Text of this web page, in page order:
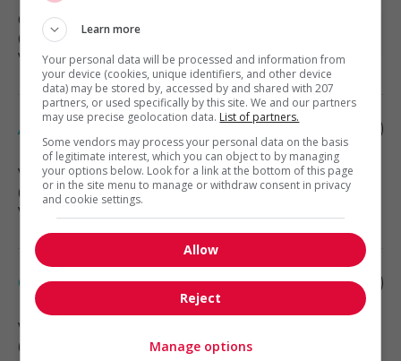
Cobble Hill
(61 km)
Vente, achat et service à la clientèle
Associé au service client (bois)
Victoria, BC
(76 km)
Vente, achat et service à la clientèle
Commis, coffre et commandes spéciales
Victoria
(76 km)
Learn more
Your personal data will be processed and information from
your device (cookies, unique identifiers, and other device
data) may be stored by, accessed by and shared with 207
partners, or used specifically by this site. We and our partners
may use precise geolocation data. List of partners.
Some vendors may process your personal data on the basis
of legitimate interest, which you can object to by managing
your options below. Look for a link at the bottom of this page
or in the site menu to manage or withdraw consent in privacy
and cookie settings.
Allow
Reject
Manage options